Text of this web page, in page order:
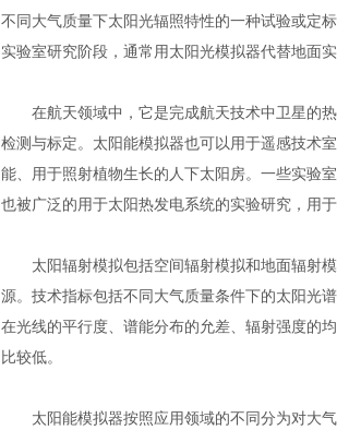
不同大气质量下太阳光辐照特性的一种试验或定
实验室研究阶段，通常用太阳光模拟器代替地面实
在航天领域中，它是完成航天技术中卫星的热
检测与标定。太阳能模拟器也可以用于遥感技术
能、用于照射植物生长的人下太阳房。一些实验
也被广泛的用于太阳热发电系统的实验研究，用
太阳辐射模拟包括空间辐射模拟和地面辐射模
源。技术指标包括不同大气质量条件下的太阳光
在光线的平行度、谱能分布的允差、辐射强度的
比较低。
太阳能模拟器按照应用领域的不同分为对大气